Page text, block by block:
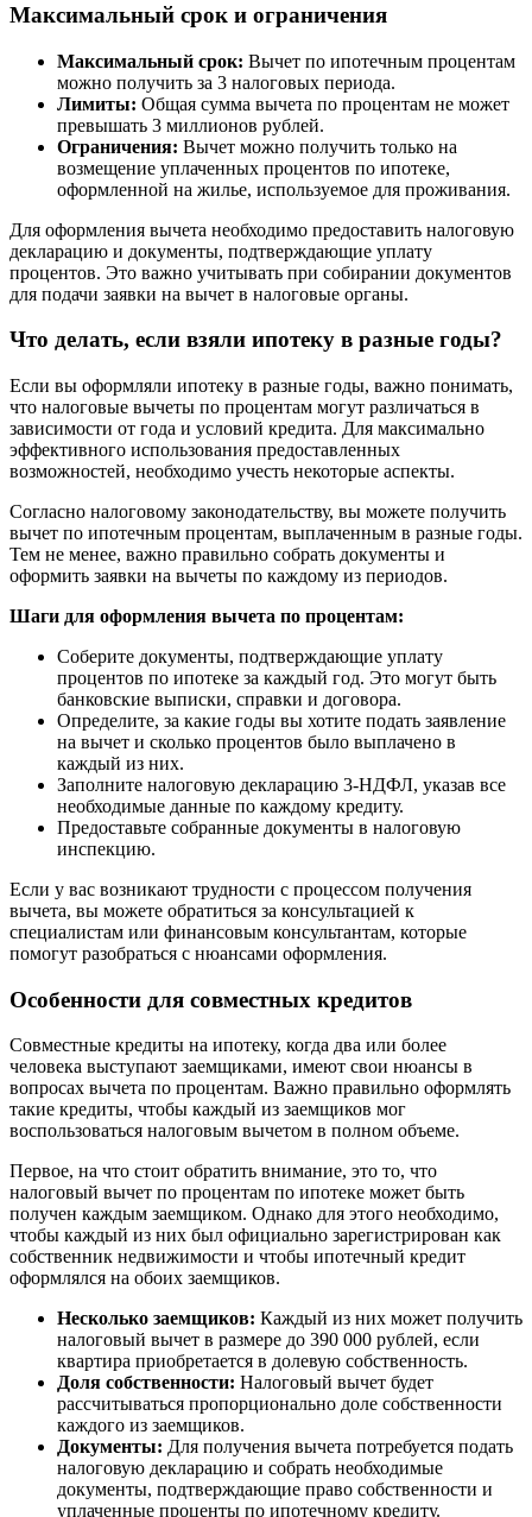
Максимальный срок и ограничения
Максимальный срок: Вычет по ипотечным процентам
можно получить за 3 налоговых периода.
Лимиты: Общая сумма вычета по процентам не может
превышать 3 миллионов рублей.
Ограничения: Вычет можно получить только на
возмещение уплаченных процентов по ипотеке,
оформленной на жилье, используемое для проживания.
Для оформления вычета необходимо предоставить налоговую
декларацию и документы, подтверждающие уплату
процентов. Это важно учитывать при собирании документов
для подачи заявки на вычет в налоговые органы.
Что делать, если взяли ипотеку в разные годы?
Если вы оформляли ипотеку в разные годы, важно понимать,
что налоговые вычеты по процентам могут различаться в
зависимости от года и условий кредита. Для максимально
эффективного использования предоставленных
возможностей, необходимо учесть некоторые аспекты.
Согласно налоговому законодательству, вы можете получить
вычет по ипотечным процентам, выплаченным в разные годы.
Тем не менее, важно правильно собрать документы и
оформить заявки на вычеты по каждому из периодов.
Шаги для оформления вычета по процентам:
Соберите документы, подтверждающие уплату
процентов по ипотеке за каждый год. Это могут быть
банковские выписки, справки и договора.
Определите, за какие годы вы хотите подать заявление
на вычет и сколько процентов было выплачено в
каждый из них.
Заполните налоговую декларацию 3-НДФЛ, указав все
необходимые данные по каждому кредиту.
Предоставьте собранные документы в налоговую
инспекцию.
Если у вас возникают трудности с процессом получения
вычета, вы можете обратиться за консультацией к
специалистам или финансовым консультантам, которые
помогут разобраться с нюансами оформления.
Особенности для совместных кредитов
Совместные кредиты на ипотеку, когда два или более
человека выступают заемщиками, имеют свои нюансы в
вопросах вычета по процентам. Важно правильно оформлять
такие кредиты, чтобы каждый из заемщиков мог
воспользоваться налоговым вычетом в полном объеме.
Первое, на что стоит обратить внимание, это то, что
налоговый вычет по процентам по ипотеке может быть
получен каждым заемщиком. Однако для этого необходимо,
чтобы каждый из них был официально зарегистрирован как
собственник недвижимости и чтобы ипотечный кредит
оформлялся на обоих заемщиков.
Несколько заемщиков: Каждый из них может получить
налоговый вычет в размере до 390 000 рублей, если
квартира приобретается в долевую собственность.
Доля собственности: Налоговый вычет будет
рассчитываться пропорционально доле собственности
каждого из заемщиков.
Документы: Для получения вычета потребуется подать
налоговую декларацию и собрать необходимые
документы, подтверждающие право собственности и
уплаченные проценты по ипотечному кредиту.